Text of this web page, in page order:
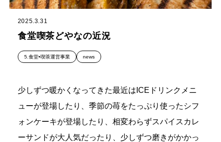
2025.3.31
食堂喫茶どやなの近況
5.食堂•喫茶運営事業 news
少しずつ暖かくなってきた最近はICEドリンクメニ
ューが登場したり、季節の苺をたっぷり使ったシフ
ォンケーキが登場したり、相変わらずスパイスカレ
ーサンドが大人気だったり、少しずつ磨きがかかっ